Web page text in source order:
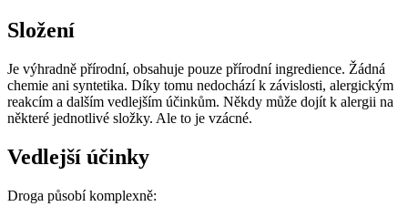
Složení
Je výhradně přírodní, obsahuje pouze přírodní ingredience. Žádná
chemie ani syntetika. Díky tomu nedochází k závislosti, alergickým
reakcím a dalším vedlejším účinkům. Někdy může dojít k alergii na
některé jednotlivé složky. Ale to je vzácné.
Vedlejší účinky
Droga působí komplexně: